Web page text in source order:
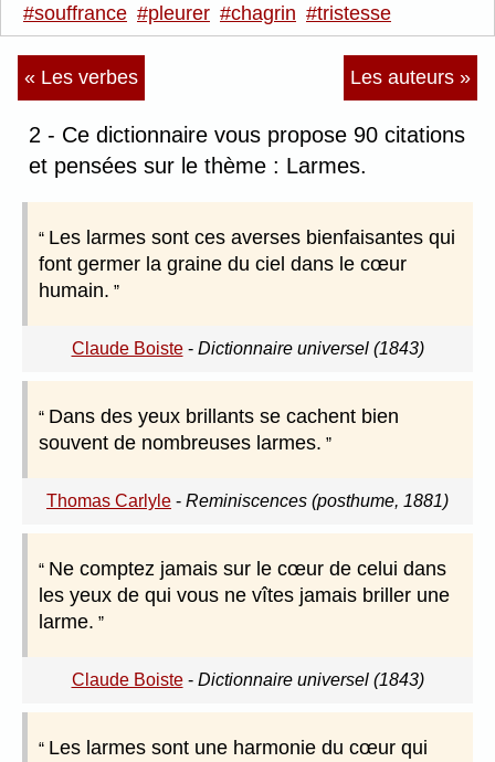
#souffrance #pleurer #chagrin #tristesse
« Les verbes Les auteurs »
2 - Ce dictionnaire vous propose 90 citations
et pensées sur le thème : Larmes.
Les larmes sont ces averses bienfaisantes qui
font germer la graine du ciel dans le cœur
humain.
Claude Boiste- Dictionnaire universel (1843)
Dans des yeux brillants se cachent bien
souvent de nombreuses larmes.
Thomas Carlyle - Reminiscences (posthume, 1881)
Ne comptez jamais sur le cœur de celui dans
les yeux de qui vous ne vîtes jamais briller une
larme.
Claude Boiste- Dictionnaire universel (1843)
Les larmes sont une harmonie du cœur qui